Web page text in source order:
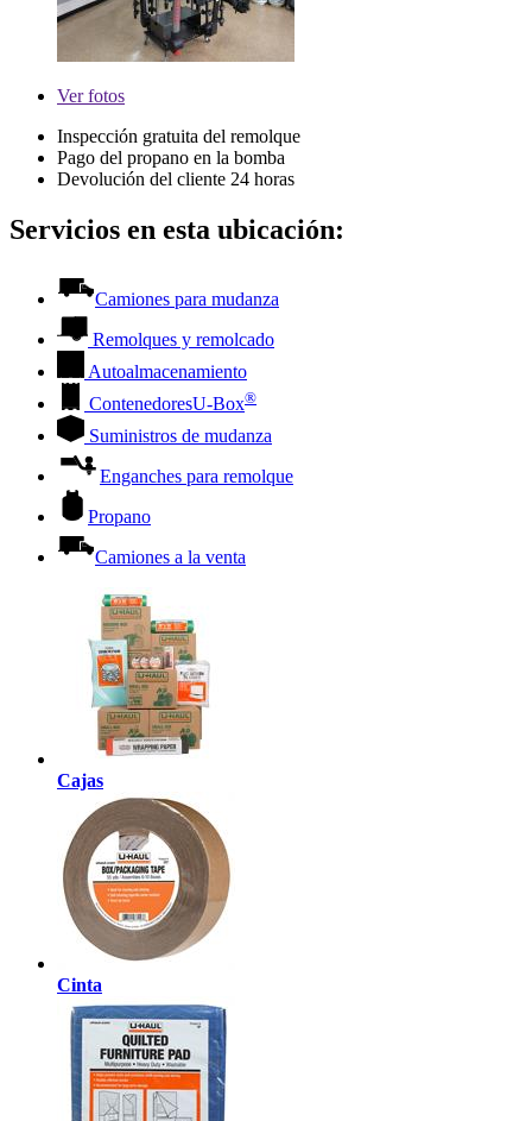
Verfotos
Inspección gratuita del remolque
Pago del propano en la bomba
Devolución del cliente 24 horas
Servicios en esta ubicación:
Camiones para mudanza
Remolques y remolcado
Autoalmacenamiento
ContenedoresU-Box®
Suministros de mudanza
Enganches para remolque
Propano
Camiones a la venta
Cajas
Cinta